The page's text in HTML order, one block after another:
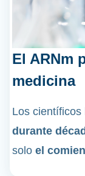
El ARNm
medicina
Los científicos
durante
solo el